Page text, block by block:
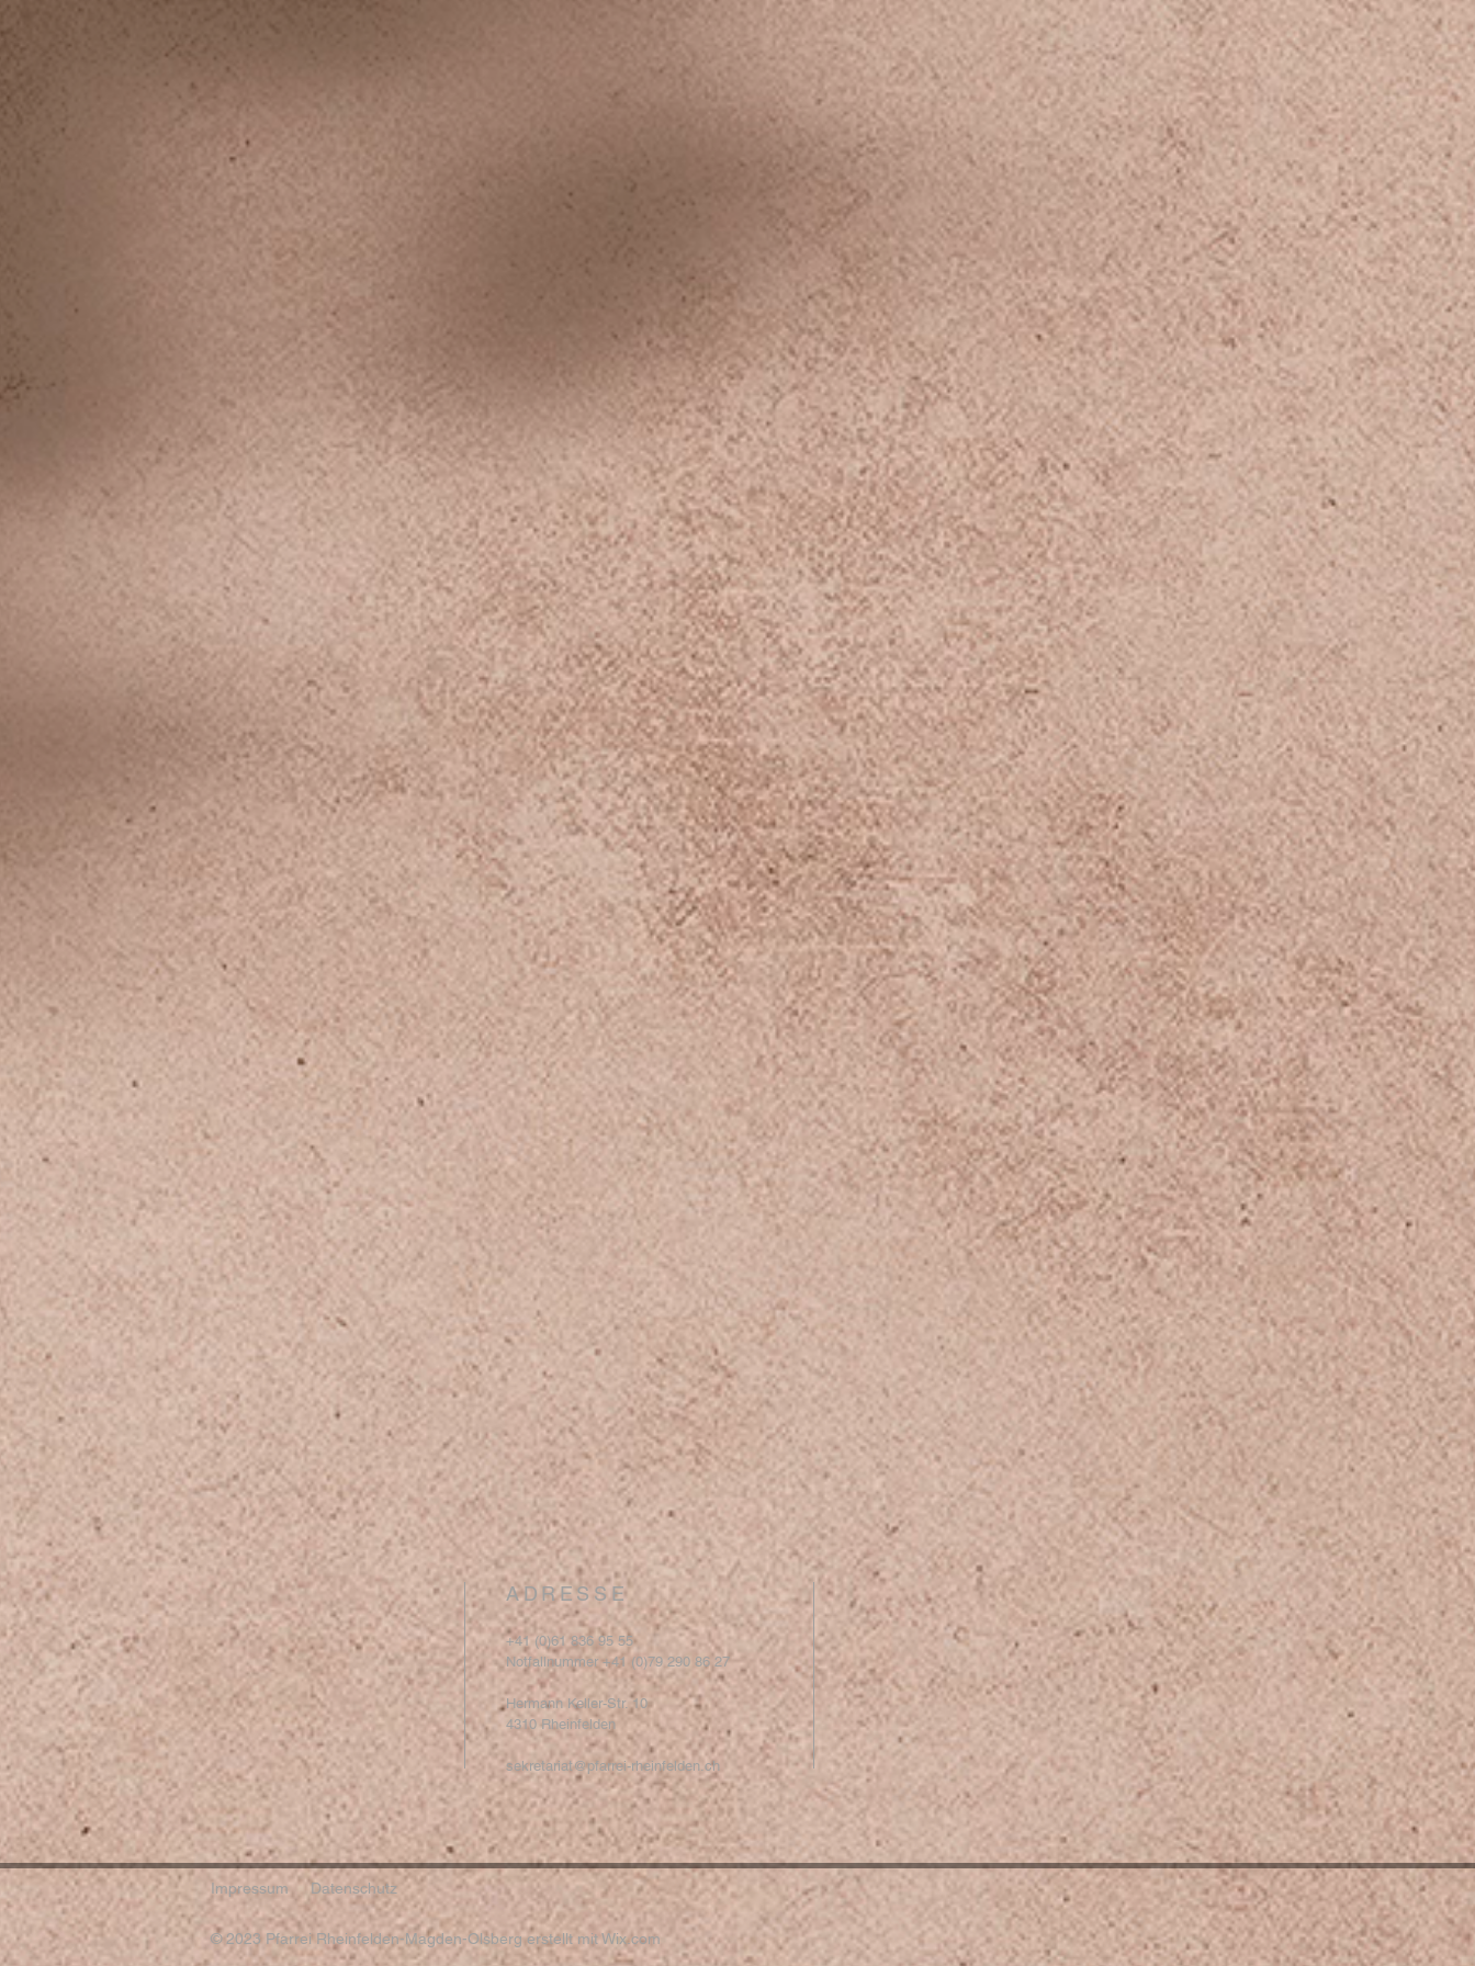
ADRESSE
+41 (0)61 836 95 55
Notfallnummer +41 (0)79 290 86 27
Hermann Keller-Str. 10
4310 Rheinfelden
sekretariat@pfarrei-rheinfelden.ch
Impressum Datenschutz
© 2023 Pfarrei Rheinfelden-Magden-Olsberg erstellt mitWix.com